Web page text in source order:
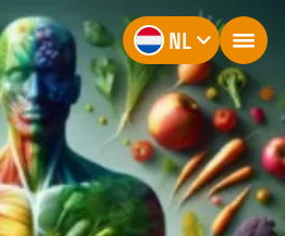
NL